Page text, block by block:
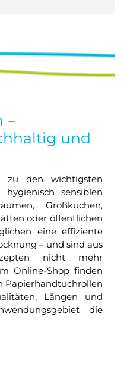
–
und
zu den wichtigsten
hygienisch sensiblen
Großküchen,
oder öffentlichen
eine effiziente
– und sind aus
nicht mehr
Online-Shop finden
Papierhandtuchrollen
Längen und
die